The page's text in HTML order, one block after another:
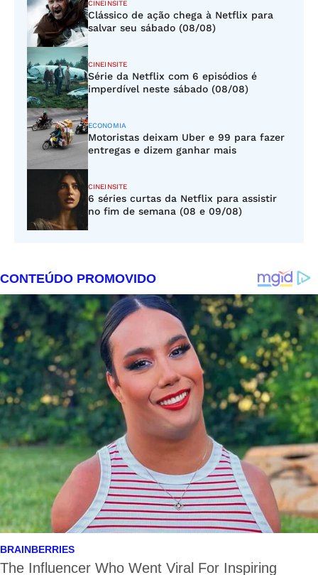
CINEINSITE
Clássico de ação chega à Netflix para
salvar seu sábado (08/08)
CINEINSITE
Série da Netflix com 6 episódios é
imperdível neste sábado (08/08)
ECONOMIA
Motoristas deixam Uber e 99 para fazer
entregas e dizem ganhar mais
CINEINSITE
6 séries curtas da Netflix para assistir
no fim de semana (08 e 09/08)